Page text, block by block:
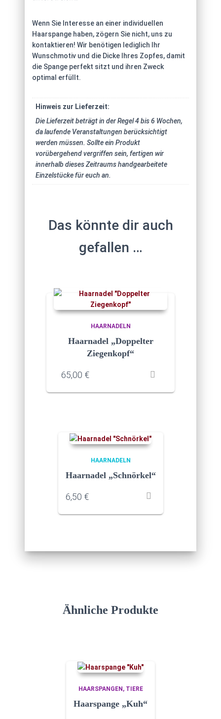
Wenn Sie Interesse an einer individuellen
Haarspange haben, zögern Sie nicht, uns zu
kontaktieren! Wir benötigen lediglich Ihr
Wunschmotiv und die Dicke Ihres Zopfes, damit
die Spange perfekt sitzt und ihren Zweck
optimal erfüllt.
Hinweis zur Lieferzeit:
Die Lieferzeit beträgt in der Regel 4 bis 6 Wochen,
da laufende Veranstaltungen berücksichtigt
werden müssen. Sollte ein Produkt
vorübergehend vergriffen sein, fertigen wir
innerhalb dieses Zeitraums handgearbeitete
Einzelstücke für euch an.
Das könnte dir auch
gefallen …
HAARNADELN
Haarnadel „Doppelter
Ziegenkopf“
65,00 €
HAARNADELN
Haarnadel „Schnörkel“
6,50 €
Ähnliche Produkte
HAARSPANGEN TIERE
Haarspange „Kuh“